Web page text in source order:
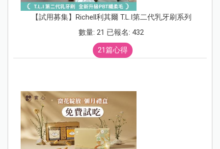
【試用募集】Richell利其爾 T.L.I第二代乳牙刷系列
數量: 21 已報名: 432
21篇心得